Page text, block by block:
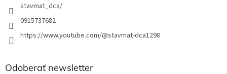
stavmat_dca/
0915737682
https://www.youtube.com/@stavmat-dca1298
Odoberať newsletter